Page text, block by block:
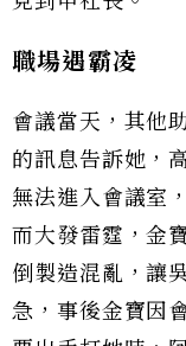
職場遇霸凌
會議當天，其他
的訊息告訴她，
無法進入會議室
而大發雷霆，金
倒製造混亂，讓
急，事後金寶因